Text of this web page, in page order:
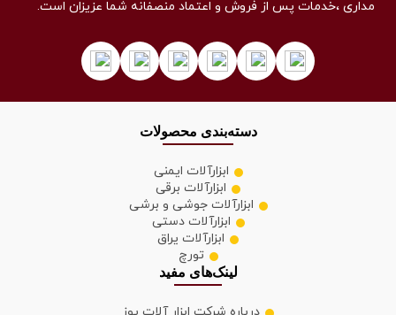
مداری ،خدمات پس از فروش و اعتماد منصفانه شما عزیزان است.
دسته‌بندی محصولات
ابزارآلات ایمنی
ابزارآلات برقی
ابزارآلات جوشی و برشی
ابزارآلات دستی
ابزارآلات یراق
تورچ
لینک‌های مفید